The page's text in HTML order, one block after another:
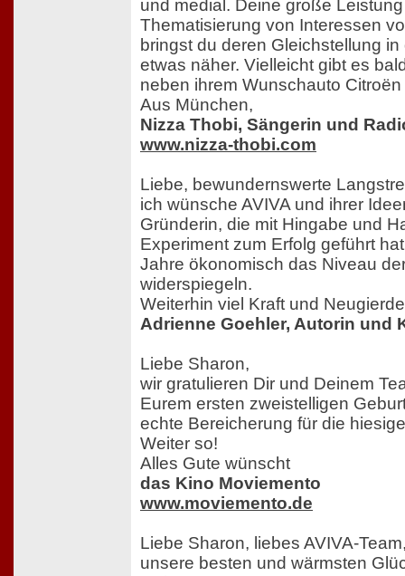
und medial. Deine große
Thematisierung von Interessen
bringst du deren Gleichstellung
etwas näher. Vielleicht gibt es
neben ihrem Wunschauto Citroën
Aus München,
Nizza Thobi, Sängerin und
www.nizza-thobi.com
Liebe, bewundernswerte
ich wünsche AVIVA und ihrer
Gründerin, die mit Hingabe und
Experiment zum Erfolg geführt
Jahre ökonomisch das Niveau
widerspiegeln.
Weiterhin viel Kraft und Neugierde
Adrienne Goehler, Autorin und
Liebe Sharon,
wir gratulieren Dir und Deinem
Eurem ersten zweistelligen
echte Bereicherung für die
Weiter so!
Alles Gute wünscht
das Kino Moviemento
www.moviemento.de
Liebe Sharon, liebes AVIVA-
unsere besten und wärmsten